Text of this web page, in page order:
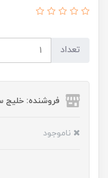
تعداد
فروشنده: خلیج
ناموجود